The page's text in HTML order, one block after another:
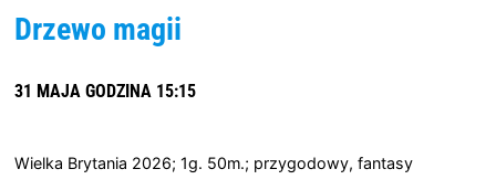
Drzewo magii
31 MAJA GODZINA 15:15
Wielka Brytania 2026; 1g. 50m.; przygodowy, fantasy